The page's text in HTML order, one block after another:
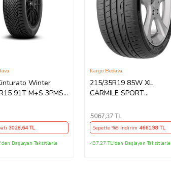
Winter
91T M+S 3PMSF
3028,64 TL
Başlayan Taksitlerle
215/35R19 85W XL
CARMILE SPORT
Kargo Bedava
5067,37 TL
Sepette %8 İndirim 4661,98 TL
497,27 TL'den Başlayan Taksitlerle